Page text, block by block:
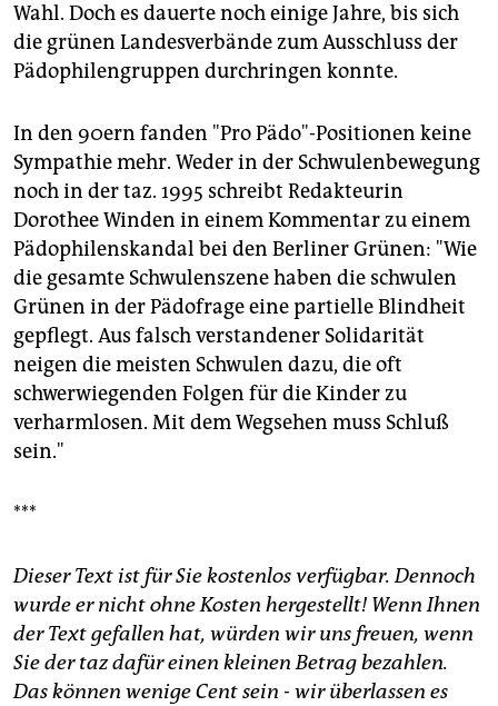
Wahl. Doch es dauerte noch einige Jahre, bis sich
die grünen Landesverbände zum Ausschluss der
Pädophilengruppen durchringen konnte.
In den 90ern fanden "Pro Pädo"-Positionen keine
Sympathie mehr. Weder in der Schwulenbewegung
noch in der taz. 1995 schreibt Redakteurin
Dorothee Winden in einem Kommentar zu einem
Pädophilenskandal bei den Berliner Grünen: "Wie
die gesamte Schwulenszene haben die schwulen
Grünen in der Pädofrage eine partielle Blindheit
gepflegt. Aus falsch verstandener Solidarität
neigen die meisten Schwulen dazu, die oft
schwerwiegenden Folgen für die Kinder zu
verharmlosen. Mit dem Wegsehen muss Schluß
sein."
***
Dieser Text ist für Sie kostenlos verfügbar. Dennoch
wurde er nicht ohne Kosten hergestellt! Wenn Ihnen
der Text gefallen hat, würden wir uns freuen, wenn
Sie der taz dafür einen kleinen Betrag bezahlen.
Das können wenige Cent sein - wir überlassen es